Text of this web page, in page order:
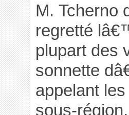
M. Tcherno
regretté
plupart des
sonnette
appelant
sous-